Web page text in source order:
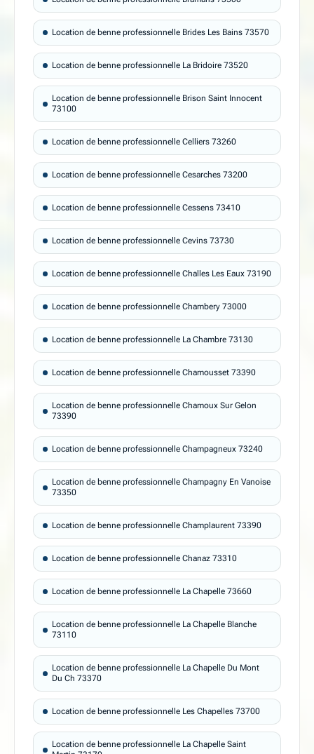
Location de benne professionnelle Brides Les Bains 73570
Location de benne professionnelle La Bridoire 73520
Location de benne professionnelle Brison Saint Innocent
73100
Location de benne professionnelle Celliers 73260
Location de benne professionnelle Cesarches 73200
Location de benne professionnelle Cessens 73410
Location de benne professionnelle Cevins 73730
Location de benne professionnelle Challes Les Eaux 73190
Location de benne professionnelle Chambery 73000
Location de benne professionnelle La Chambre 73130
Location de benne professionnelle Chamousset 73390
Location de benne professionnelle Chamoux Sur Gelon
73390
Location de benne professionnelle Champagneux 73240
Location de benne professionnelle Champagny En Vanoise
73350
Location de benne professionnelle Champlaurent 73390
Location de benne professionnelle Chanaz 73310
Location de benne professionnelle La Chapelle 73660
Location de benne professionnelle La Chapelle Blanche
73110
Location de benne professionnelle La Chapelle Du Mont
Du Ch 73370
Location de benne professionnelle Les Chapelles 73700
Location de benne professionnelle La Chapelle Saint